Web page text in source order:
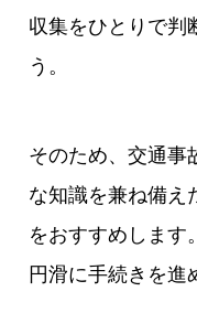
収集をひとりで判
う。
そのため、交通事
な知識を兼ね備え
をおすすめします
円滑に手続きを進